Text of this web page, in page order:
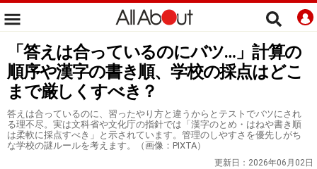
「答えは合っているのにバツ…」計算の
順序や漢字の書き順、学校の採点はどこ
まで厳しくすべき？
答えは合っているのに、習ったやり方と違うからとテストでバツにされ
る理不尽。実は文科省や文化庁の指針では「漢字のとめ・はねや書き順
は柔軟に採点すべき」と示されています。管理のしやすさを優先しがち
な学校の謎ルールを考えます。（画像：PIXTA）
更新日： 2026年06月02日